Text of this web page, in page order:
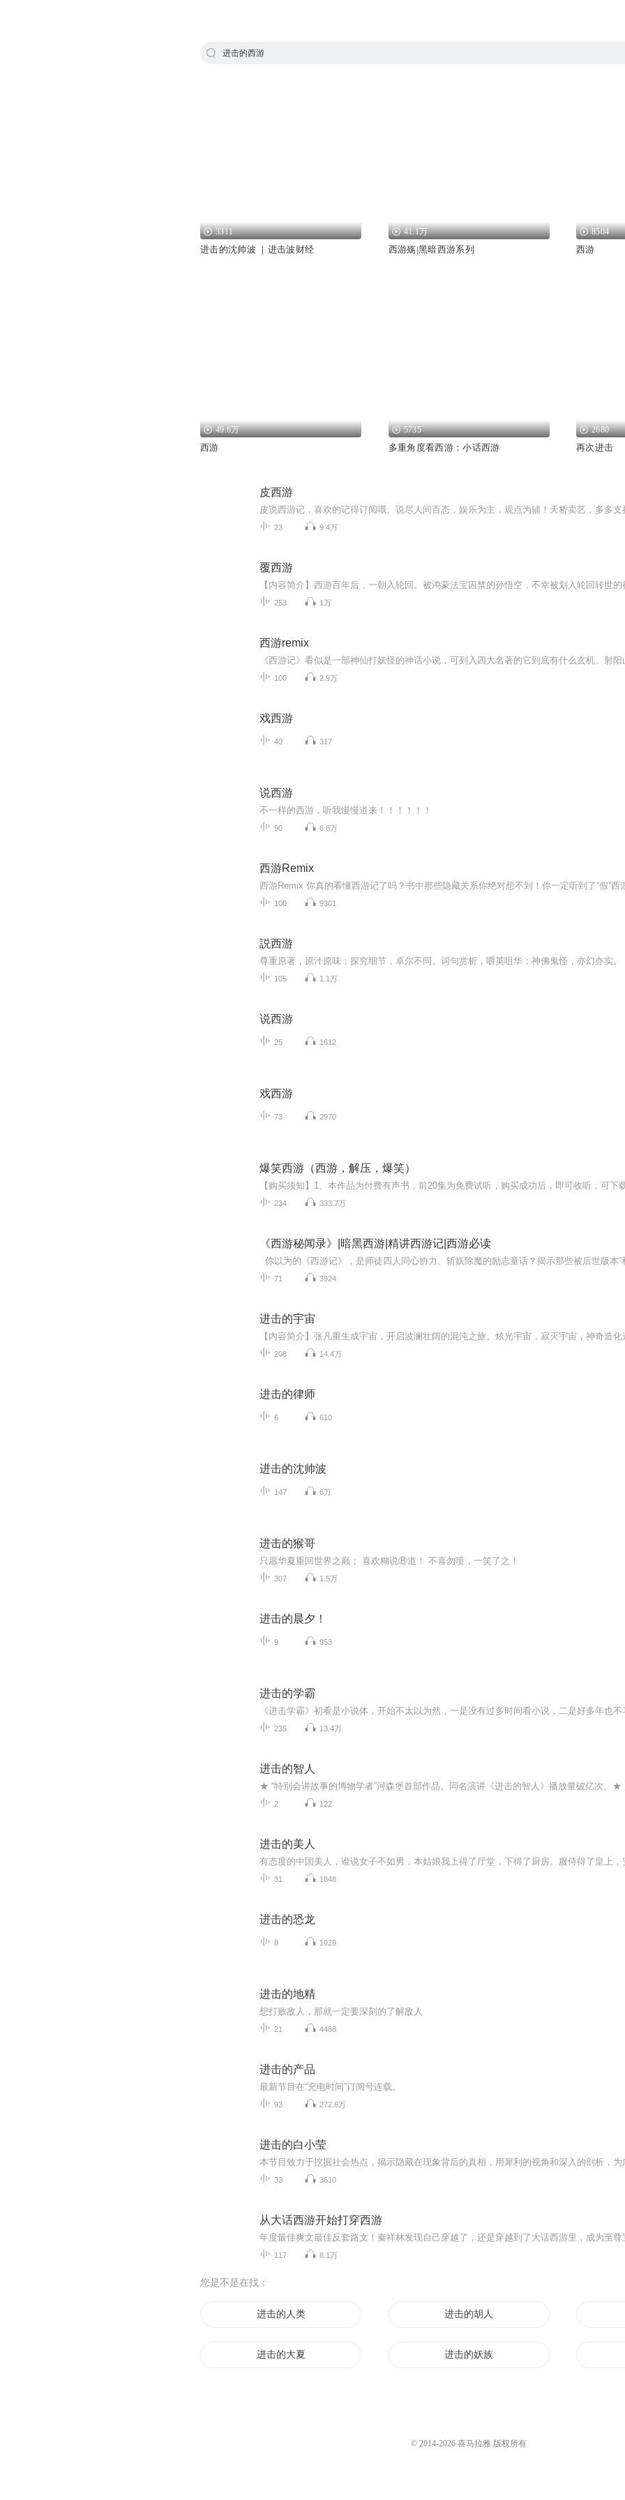
进击的西游
3311
进击的沈帅波 ｜进击波财经
41.1万
西游殇|黑暗西游系列
8504
西游
49.6万
西游
5735
多重角度看西游：小话西游
2680
再次进击
皮西游
皮说西游记，喜欢的记得订阅哦。说尽人间百态，娱乐为主，观点为辅！天桥卖艺，多多支
23 9.4万
覆西游
253 1万
西游remix
100 2.9万
戏西游
40 317
说西游
不一样的西游，听我慢慢道来！！！！！！
90 6.6万
西游Remix
西游Remix 你真的看懂西游记了吗？书中那些隐藏关系你绝对想不到！你一定听到了“假”西
100 9301
説西游
尊重原著，原汁原味；探究细节，卓尔不同。词句赏析，嚼英咀华；神佛鬼怪，亦幻亦实。
105 1.1万
说西游
25 1612
戏西游
73 2970
爆笑西游（西游，解压，爆笑）
234 333.7万
《西游秘闻录》|暗黑西游|精讲西游记|西游必读
71 3924
进击的宇宙
208 14.4万
进击的律师
6 610
进击的沈帅波
147 6万
进击的猴哥
只愿华夏重回世界之巅； 喜欢糊说⑧道！ 不喜勿喷，一笑了之！
307 1.5万
进击的晨夕！
9 953
进击的学霸
235 13.4万
进击的智人
2 122
进击的美人
31 1848
进击的恐龙
8 1028
进击的地精
想打败敌人，那就一定要深刻的了解敌人
21 4488
进击的产品
最新节目在“充电时间”订阅号连载。
93 272.6万
进击的白小莹
33 3610
从大话西游开始打穿西游
117 8.1万
您是不是在找：
进击的人类 进击的胡人
进击的大夏 进击的妖族
© 2014-2026 喜马拉雅 版权所有